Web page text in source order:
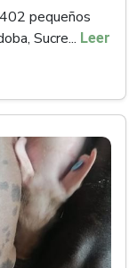
pequeños
Sucre... Leer